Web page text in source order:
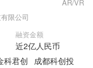
限公司
融资金额
近2亿人民币
AR/VR
科君创
成都科创投